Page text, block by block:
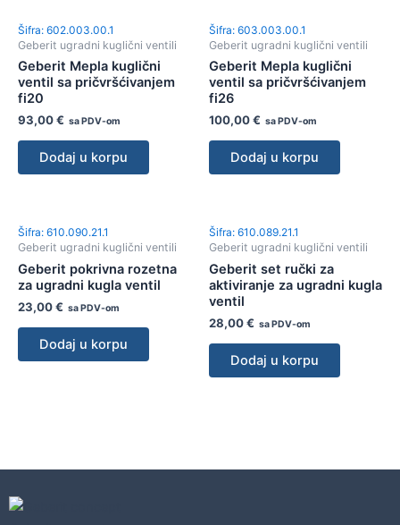
Šifra: 602.003.00.1
Geberit ugradni kuglični ventili
Geberit Mepla kuglični
ventil sa pričvršćivanjem
fi20
93,00€ sa PDV-om
Dodaj u korpu
Šifra: 603.003.00.1
Geberit ugradni kuglični ventili
Geberit Mepla kuglični
ventil sa pričvršćivanjem
fi26
100,00€ sa PDV-om
Dodaj u korpu
Šifra: 610.090.21.1
Geberit ugradni kuglični ventili
Geberit pokrivna rozetna
za ugradni kugla ventil
23,00€ sa PDV-om
Dodaj u korpu
Šifra: 610.089.21.1
Geberit ugradni kuglični ventili
Geberit set ručki za
aktiviranje za ugradni kugla
ventil
28,00€ sa PDV-om
Dodaj u korpu